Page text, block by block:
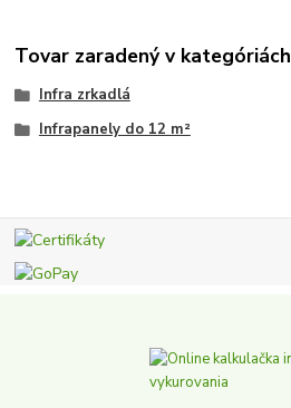
Tovar zaradený v kategóriách
Infra zrkadlá
Infrapanely do 12 m²